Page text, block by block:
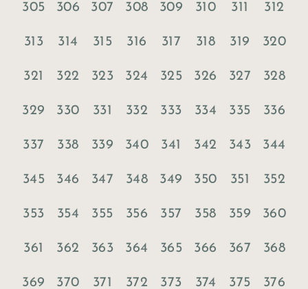
305 306 307 308 309 310 311 312
313 314 315 316 317 318 319 320
321 322 323 324 325 326 327 328
329 330 331 332 333 334 335 336
337 338 339 340 341 342 343 344
345 346 347 348 349 350 351 352
353 354 355 356 357 358 359 360
361 362 363 364 365 366 367 368
369 370 371 372 373 374 375 376